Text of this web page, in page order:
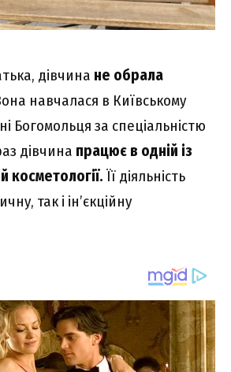
дівчина не обрала
навчалася в Київському
Богомольця за спеціальністю
дівчина працює в одній із
косметології. Її діяльність
так і ін’єкційну